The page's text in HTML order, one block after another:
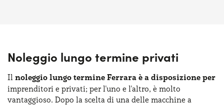
Noleggio lungo termine privati
Il noleggio lungo termine Ferrara è a disposizione per
imprenditori e privati; per l'uno e l'altro, è molto
vantaggioso. Dopo la scelta di una delle macchine a